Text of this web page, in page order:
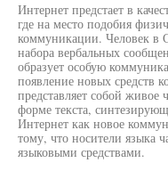
Интернет предстает в
где на место подобия
коммуникации. Человек в
набора вербальных
образует особую
появление новых средств
представляет собой
форме текста,
Интернет как новое
тому, что носители языка
языковыми средствами.